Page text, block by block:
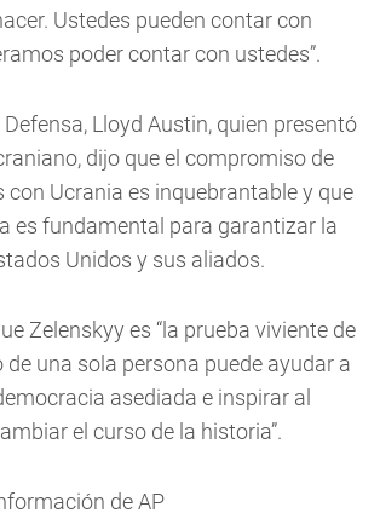
Ustedes pueden contar con
poder contar con ustedes”.
Lloyd Austin, quien presentó
dijo que el compromiso de
con Ucrania es inquebrantable y que
es fundamental para garantizar la
Unidos y sus aliados.
Zelenskyy es “la prueba viviente de
de una sola persona puede ayudar a
asediada e inspirar al
el curso de la historia”.
de AP